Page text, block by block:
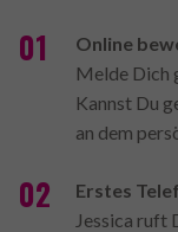
Online
Melde Dich
Kannst Du
an dem
Erstes
Jessica ruft